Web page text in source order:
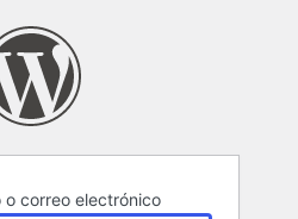
o correo electrónico